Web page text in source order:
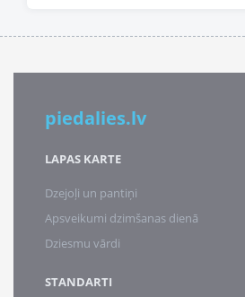
piedalies.lv
LAPAS KARTE
Dzejoļi un pantiņi
Apsveikumi dzimšanas dienā
Dziesmu vārdi
STANDARTI